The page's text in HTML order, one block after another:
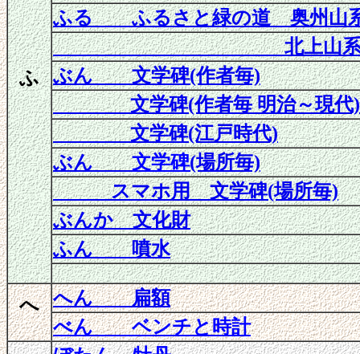
ふ
ふる ふるさと緑の道 奥州山
北上山系ル
ぶん 文学碑(作者毎)
文学碑(作者毎 明治～現代)
文学碑(江戸時代)
ぶん文学碑(場所毎)
スマホ用 文学碑(場所毎)
ぶんか 文化財
ふん 噴水
へ
へん 扁額
べん ベンチと時計